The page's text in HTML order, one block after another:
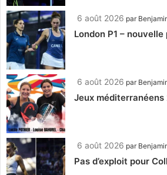
6 août 2026 par
London P1 –
6 août 2026 par
Jeux
6 août 2026 par
Pas d’exploit pour